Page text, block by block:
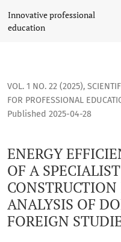
ENERGY EFFICIENCY
Innovative professional
education
VOL. 1 NO. 22 (2025),
FOR PROFESSIONAL
ENERGY
OF A
ANALYSIS OF
FOREIGN
Published 2025-04-28